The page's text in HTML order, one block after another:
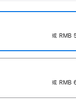
或 RMB
或 RMB